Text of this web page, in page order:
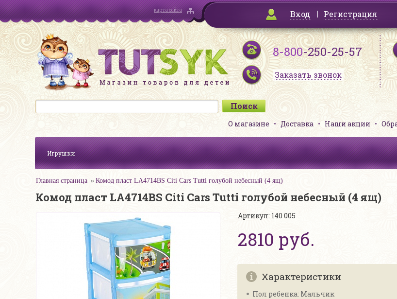
карта сайта Вход Регистрация
8-800-250-25-57
Заказать звонок
О магазине Доставка Наши акции
Игрушки
Главная страница Комод пласт LA4714BS Citi Cars Tutti голубой небесный (4 ящ)
Комод пласт LA4714BS Citi Cars Tutti голубой небесный (4 ящ)
Артикул: 140 005
2810 руб.
Характеристики
Пол ребенка: Мальчик